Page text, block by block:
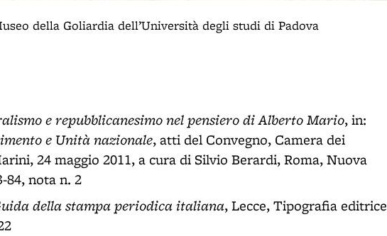
della Goliardia dell’Università degli studi di Padova
e repubblicanesimo nel pensiero di Alberto Mario, in:
e Unità nazionale, atti del Convegno, Camera dei
24 maggio 2011, a cura di Silvio Berardi, Roma, Nuova
84, nota n. 2
della stampa periodica italiana, Lecce, Tipografia editrice